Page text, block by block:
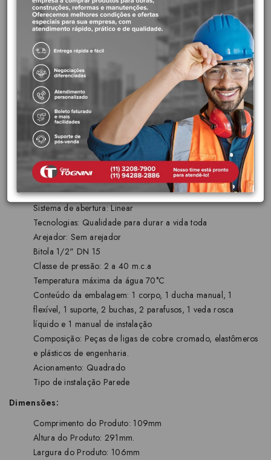
que proporciona elegância e o mais perfeito acabamento.
Acabamento mais duradouro:Acabamento cromado
biníquel de alta durabilidade e maior resistência à corrosão.
Conserva a beleza e o brilho do produto por muito mais
tempo.
Docol Chroma:
Acabamentos feitos com tecnologia de
ponta, que revelam a beleza e a pureza das cores dos metais
nobres.
Garantia Toda Vida:A primeira marca de metais e louças
sanitárias brasileira a oferecer garantia sem limite de tempo
para instalações residenciais.
Características principais:
Acabamento: Polido
Sistema de abertura: Linear
Tecnologias: Qualidade para durar a vida toda
Arejador: Sem arejador
Bitola 1/2" DN 15
Classe de pressão: 2 a 40 m.c.a
Temperatura máxima da água 70°C
Conteúdo da embalagem: 1 corpo, 1 ducha manual, 1
flexível, 1 suporte, 2 buchas, 2 parafusos, 1 veda rosca
líquido e 1 manual de instalação
Composição: Peças de ligas de cobre cromado, elastômeros
e plásticos de engenharia.
Acionamento: Quadrado
Tipo de instalação Parede
Dimensões:
Comprimento do Produto: 109mm
Altura do Produto: 291mm.
Largura do Produto: 106mm